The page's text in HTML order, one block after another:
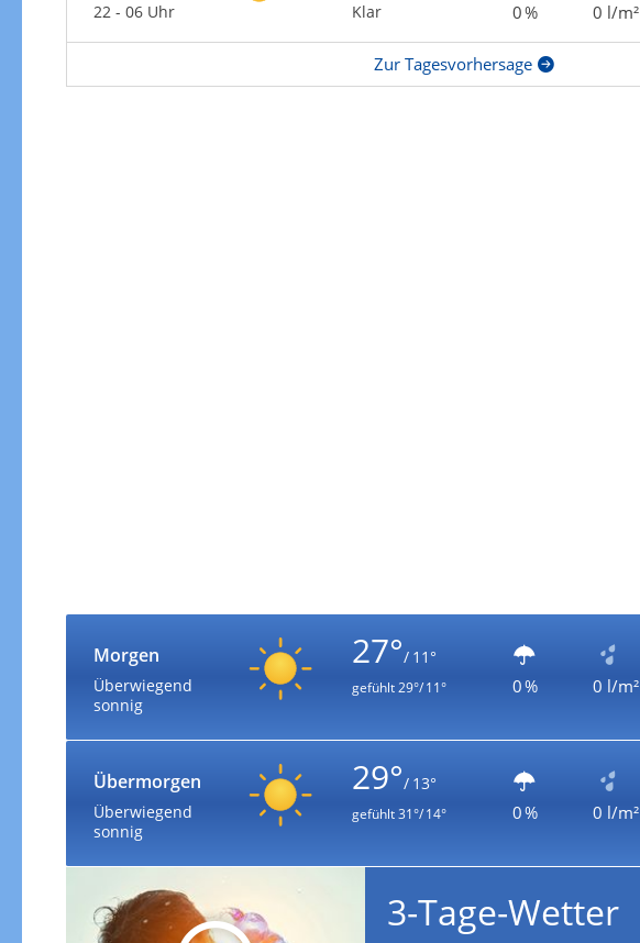
22 - 06 Uhr
Klar
0 % 0 l/m²
Zur Tagesvorhersage
Morgen
Überwiegend
sonnig
27°/ 11°
gefühlt29°/ 11° 0 % 0 l/m²
Übermorgen
Überwiegend
sonnig
29°/ 13°
gefühlt31°/ 14° 0 % 0 l/m²
3-Tage-Wetter